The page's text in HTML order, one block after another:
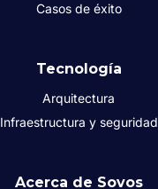
Casos de éxito
Tecnología
Arquitectura
Infraestructura y seguridad
Acerca de Sovos